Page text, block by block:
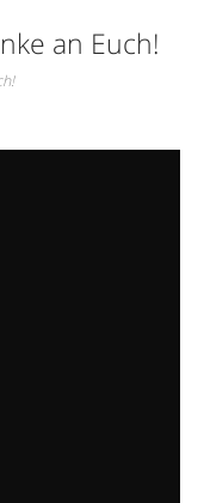
an Euch!